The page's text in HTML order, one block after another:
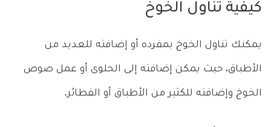
كيفية تناول الخوخ
يمكنك تناول الخوخ بمفرده أو إضافته للعديد من
الأطباق، حيث يمكن إضافته إلى الحلوى أو عمل صوص
الخوخ وإضافته للكثير من الأطباق أو الفطائر.